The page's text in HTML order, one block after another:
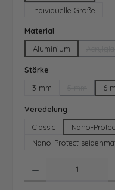
Individuelle Größe
Material
Aluminium
Stärke
3 mm
(Diese
6
Veredelung
Classic
Nano-
Nano-Protect